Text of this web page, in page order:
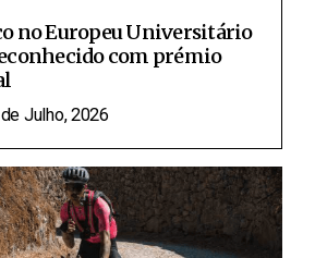
no Europeu Universitário
com prémio
Julho, 2026